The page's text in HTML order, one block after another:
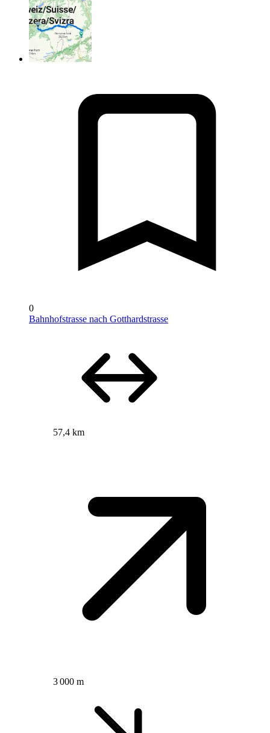
0
Bahnhofstrasse nach Gotthardstrasse
57,4 km
3 000 m